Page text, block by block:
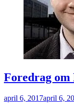
Foredrag om
Posted
april 6, 2017april 6,